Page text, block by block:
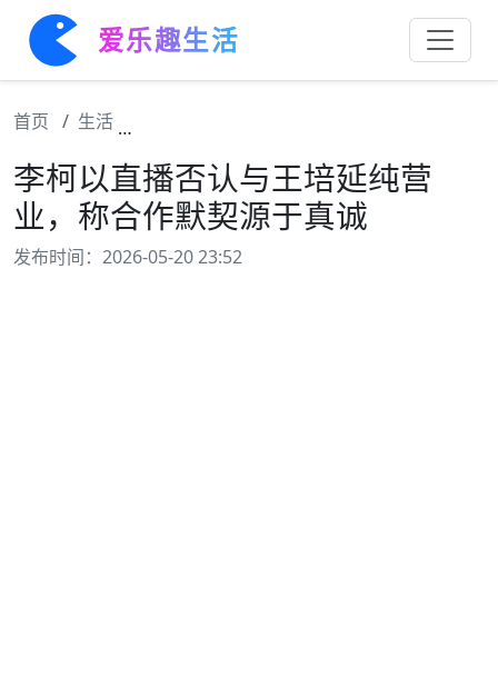
爱乐趣生活
首页 生活
李柯以直播否认与王培延纯营
业，称合作默契源于真诚
发布时间：2026-05-20 23:52